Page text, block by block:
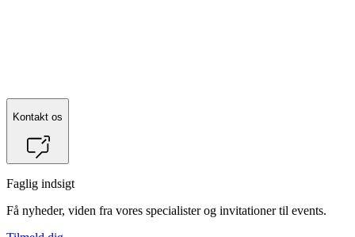
Kontakt os
Faglig indsigt
Få nyheder, viden fra vores specialister og invitationer til events.